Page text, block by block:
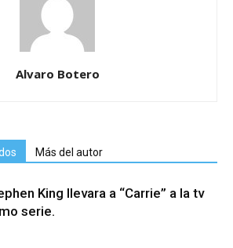
Alvaro Botero
Más del autor
King llevara a “Carrie” a la tv
serie.